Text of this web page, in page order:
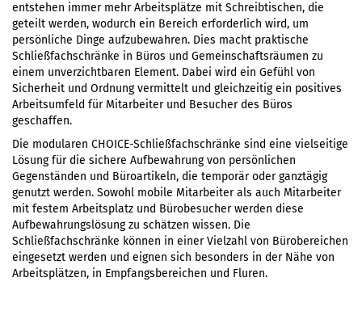
entstehen immer mehr Arbeitsplätze mit Schreibtischen, die
geteilt werden, wodurch ein Bereich erforderlich wird, um
persönliche Dinge aufzubewahren. Dies macht praktische
Schließfachschränke in Büros und Gemeinschaftsräumen zu
einem unverzichtbaren Element. Dabei wird ein Gefühl von
Sicherheit und Ordnung vermittelt und gleichzeitig ein positives
Arbeitsumfeld für Mitarbeiter und Besucher des Büros
geschaffen.
Die modularen CHOICE-Schließfachschränke sind eine vielseitige
Lösung für die sichere Aufbewahrung von persönlichen
Gegenständen und Büroartikeln, die temporär oder ganztägig
genutzt werden. Sowohl mobile Mitarbeiter als auch Mitarbeiter
mit festem Arbeitsplatz und Bürobesucher werden diese
Aufbewahrungslösung zu schätzen wissen. Die
Schließfachschränke können in einer Vielzahl von Bürobereichen
eingesetzt werden und eignen sich besonders in der Nähe von
Arbeitsplätzen, in Empfangsbereichen und Fluren.